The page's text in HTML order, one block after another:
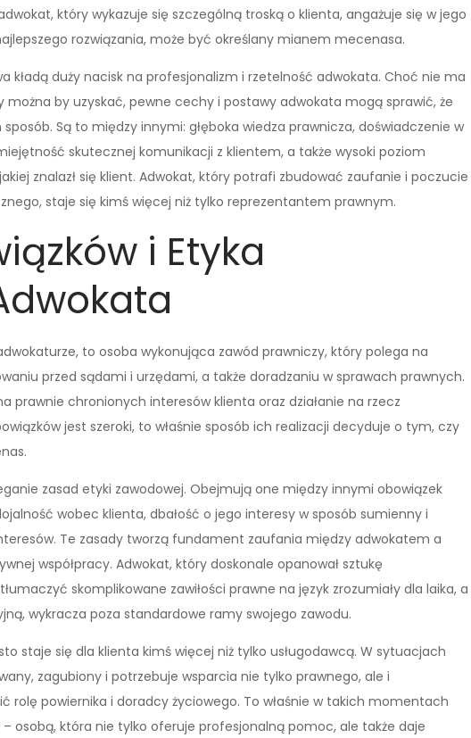
który wykazuje się szczególną troską o klienta, angażuje się w jego
rozwiązania, może być określany mianem mecenasa.
kładą duży nacisk na profesjonalizm i rzetelność adwokata. Choć nie ma
można by uzyskać, pewne cechy i postawy adwokata mogą sprawić, że
Są to między innymi: głęboka wiedza prawnicza, doświadczenie w
skutecznej komunikacji z klientem, a także wysoki poziom
znalazł się klient. Adwokat, który potrafi zbudować zaufanie i poczucie
staje się kimś więcej niż tylko reprezentantem prawnym.
i Etyka
to osoba wykonująca zawód prawniczy, który polega na
przed sądami i urzędami, a także doradzaniu w sprawach prawnych.
prawnie chronionych interesów klienta oraz działanie na rzecz
jest szeroki, to właśnie sposób ich realizacji decyduje o tym, czy
zasad etyki zawodowej. Obejmują one między innymi obowiązek
wobec klienta, dbałość o jego interesy w sposób sumienny i
Te zasady tworzą fundament zaufania między adwokatem a
współpracy. Adwokat, który doskonale opanował sztukę
skomplikowane zawiłości prawne na język zrozumiały dla laika, a
wykracza poza standardowe ramy swojego zawodu.
staje się dla klienta kimś więcej niż tylko usługodawcą. W sytuacjach
zagubiony i potrzebuje wsparcia nie tylko prawnego, ale i
rolę powiernika i doradcy życiowego. To właśnie w takich momentach
osobą, która nie tylko oferuje profesjonalną pomoc, ale także daje